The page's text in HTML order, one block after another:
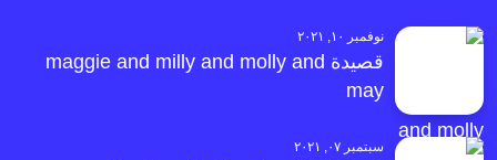
نوفمبر ١٠, ٢٠٢١
قصيدة maggie and milly and molly and
may
سبتمبر ٠٧, ٢٠٢١